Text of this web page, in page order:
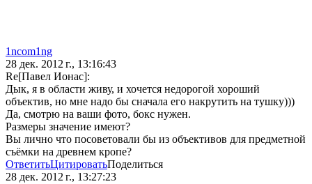
1ncom1ng
28 дек. 2012 г., 13:16:43
Re[Павел Ионас]:
Дык, я в области живу, и хочется недорогой хороший
объектив, но мне надо бы сначала его накрутить на тушку)))
Да, смотрю на ваши фото, бокс нужен.
Размеры значение имеют?
Вы лично что посоветовали бы из объективов для предметной
съёмки на древнем кропе?
ОтветитьЦитироватьПоделиться
28 дек. 2012 г., 13:27:23